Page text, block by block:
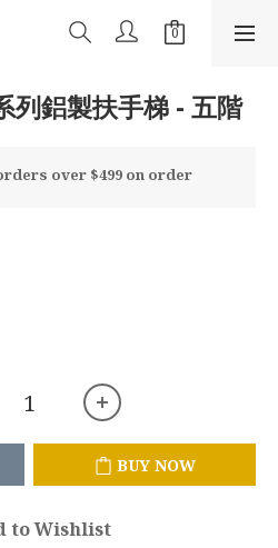
列鋁製扶手梯 - 五階
over $499 on order
BUY NOW
to Wishlist